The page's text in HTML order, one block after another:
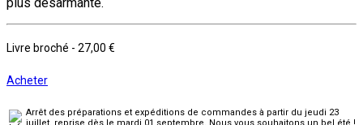
Livre broché - 27,00 €
Acheter
Arrêt des préparations et expéditions de commandes à partir du jeudi 23
juillet, reprise dès le mardi 01 septembre. Nous vous souhaitons un bel été !